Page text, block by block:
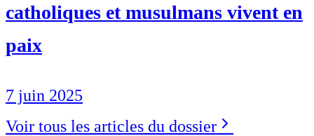
catholiques et musulmans vivent en
paix
7 juin 2025
Voir tous les articles du dossier